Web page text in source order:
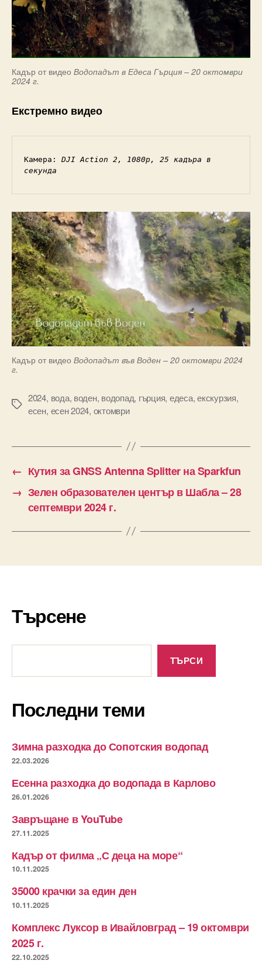
Кадър от видео Водопадът в Едеса Гърция – 20 октомври
2024 г.
Екстремно видео
Камера: DJI Action 2, 1080p, 25 кадъра в
секунда
Кадър от видео Водопадът във Воден – 20 октомври 2024
г.
Tags
2024, вода, воден, водопад, гърция, едеса,екскурзия,
есен, есен 2024, октомври
← Кутия за GNSS Antenna Splitter на Sparkfun
→ Зелен образователен център в Шабла – 28
септември 2024 г.
Търсене
ТЪРСИ
Последни теми
Зимна разходка до Сопотския водопад
22.03.2026
Есенна разходка до водопада в Карлово
26.01.2026
Завръщане в YouTube
27.11.2025
Кадър от филма „С деца на море“
10.11.2025
35000 крачки за един ден
10.11.2025
Комплекс Луксор в Ивайловград – 19 октомври
2025 г.
22.10.2025